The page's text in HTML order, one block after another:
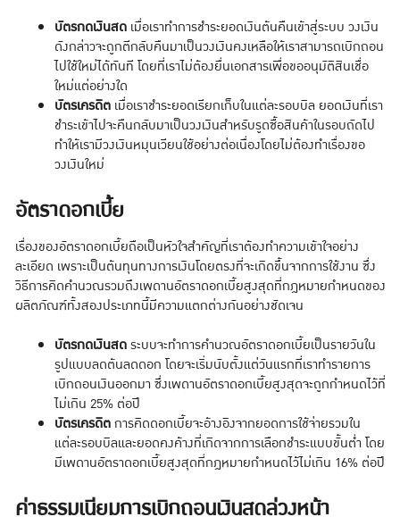
บัตรกดเงินสดเมื่อเราทำการชำระยอดเงินต้นคืนเข้าสู่ระบบ วงเงิน
ดังกล่าวจะถูกตีกลับคืนมาเป็นวงเงินคงเหลือให้เราสามารถเบิกถอน
ไปใช้ใหม่ได้ทันที โดยที่เราไม่ต้องยื่นเอกสารเพื่อขออนุมัติสินเชื่อ
ใหม่แต่อย่างใด
บัตรเครดิตเมื่อเราชำระยอดเรียกเก็บในแต่ละรอบบิล ยอดเงินที่เรา
ชำระเข้าไปจะคืนกลับมาเป็นวงเงินสำหรับรูดซื้อสินค้าในรอบถัดไป
ทำให้เรามีวงเงินหมุนเวียนใช้อย่างต่อเนื่องโดยไม่ต้องทำเรื่องขอ
วงเงินใหม่
อัตราดอกเบี้ย
เรื่องของอัตราดอกเบี้ยถือเป็นหัวใจสำคัญที่เราต้องทำความเข้าใจอย่าง
ละเอียด เพราะเป็นต้นทุนทางการเงินโดยตรงที่จะเกิดขึ้นจากการใช้งาน ซึ่ง
วิธีการคิดคำนวณรวมถึงเพดานอัตราดอกเบี้ยสูงสุดที่กฎหมายกำหนดของ
ผลิตภัณฑ์ทั้งสองประเภทนี้มีความแตกต่างกันอย่างชัดเจน
บัตรกดเงินสดระบบจะทำการคำนวณอัตราดอกเบี้ยเป็นรายวันใน
รูปแบบลดต้นลดดอก โดยจะเริ่มนับตั้งแต่วันแรกที่เราทำรายการ
เบิกถอนเงินออกมา ซึ่งเพดานอัตราดอกเบี้ยสูงสุดจะถูกกำหนดไว้ที่
ไม่เกิน 25% ต่อปี
บัตรเครดิตการคิดดอกเบี้ยจะอ้างอิงจากยอดการใช้จ่ายรวมใน
แต่ละรอบบิลและยอดคงค้างที่เกิดจากการเลือกชำระแบบขั้นต่ำ โดย
มีเพดานอัตราดอกเบี้ยสูงสุดที่กฎหมายกำหนดไว้ไม่เกิน 16% ต่อปี
ค่าธรรมเนียมการเบิกถอนเงินสดล่วงหน้า